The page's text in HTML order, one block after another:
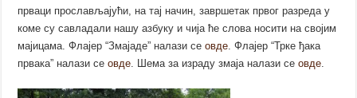
прваци прослављајући, на тај начин, завршетак првог разреда у
коме су савладали нашу азбуку и чија ће слова носити на својим
мајицама. Флајер “Змајаде” налази сеовде . Флајер “Трке ђака
првака” налази сеовде . Шема за израду змаја налази сеовде